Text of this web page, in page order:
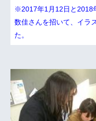
※2017年1月12日と2018
数佳さんを招いて、イラ
た。